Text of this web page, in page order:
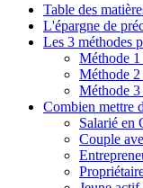
Table des
L'épargne de
Les 3 méthodes
Méthode 1
Méthode 2
Méthode 3
Combien mettre
Salarié en
Couple